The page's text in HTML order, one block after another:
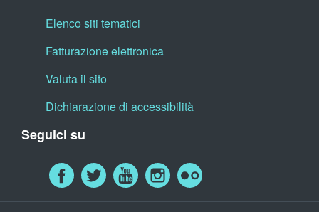
Elenco siti tematici
Fatturazione elettronica
Valuta il sito
Dichiarazione di accessibilità
Seguici su